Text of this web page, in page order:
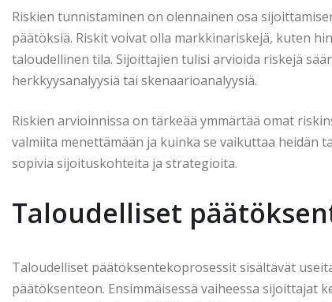
Riskien tunnistaminen on olennainen osa
päätöksiä. Riskit voivat olla markkinariskejä, kuten
taloudellinen tila. Sijoittajien tulisi arvioida riskejä
herkkyysanalyysiä tai skenaarioanalyysiä.
Riskien arvioinnissa on tärkeää ymmärtää omat
valmiita menettämään ja kuinka se vaikuttaa heidän
sopivia sijoituskohteita ja strategioita.
Taloudelliset
Taloudelliset päätöksentekoprosessit sisältävät
päätöksenteon. Ensimmäisessä vaiheessa